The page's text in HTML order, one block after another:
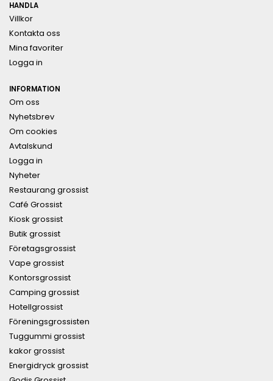
HANDLA
Villkor
Kontakta oss
Mina favoriter
Logga in
INFORMATION
Om oss
Nyhetsbrev
Om cookies
Avtalskund
Logga in
Nyheter
Restaurang grossist
Café Grossist
Kiosk grossist
Butik grossist
Företagsgrossist
Vape grossist
Kontorsgrossist
Camping grossist
Hotellgrossist
Föreningsgrossisten
Tuggummi grossist
kakor grossist
Energidryck grossist